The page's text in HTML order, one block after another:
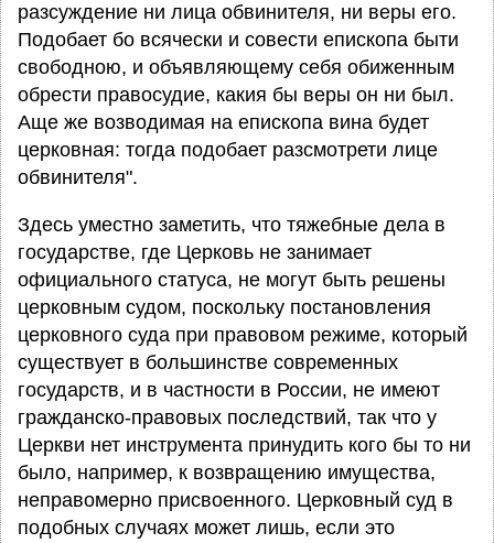
разсуждение ни лица обвинителя, ни веры его.
Подобает бо всячески и совести епископа быти
свободною, и объявляющему себя обиженным
обрести правосудие, какия бы веры он ни был.
Аще же возводимая на епископа вина будет
церковная: тогда подобает разсмотрети лице
обвинителя".
Здесь уместно заметить, что тяжебные дела в
государстве, где Церковь не занимает
официального статуса, не могут быть решены
церковным судом, поскольку постановления
церковного суда при правовом режиме, который
существует в большинстве современных
государств, и в частности в России, не имеют
гражданско-правовых последствий, так что у
Церкви нет инструмента принудить кого бы то ни
было, например, к возвращению имущества,
неправомерно присвоенного. Церковный суд в
подобных случаях может лишь, если это